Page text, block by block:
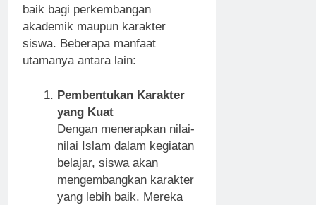
baik bagi perkembangan
akademik maupun karakter
siswa. Beberapa manfaat
utamanya antara lain:
Pembentukan Karakter
yang Kuat
Dengan menerapkan nilai-
nilai Islam dalam kegiatan
belajar, siswa akan
mengembangkan karakter
yang lebih baik. Mereka